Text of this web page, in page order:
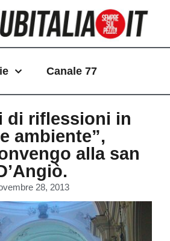
Canale 77
di riflessioni in
ambiente”,
alla san
28, 2013